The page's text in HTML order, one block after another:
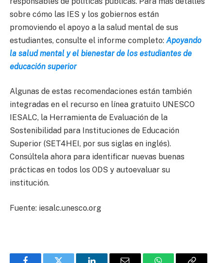
sobre cómo las IES y los gobiernos están
promoviendo el apoyo a la salud mental de sus
estudiantes, consulte el informe completo: Apoyando
la salud mental y el bienestar de los estudiantes de
educación superior
Algunas de estas recomendaciones están también
integradas en el recurso en línea gratuito UNESCO
IESALC, la Herramienta de Evaluación de la
Sostenibilidad para Instituciones de Educación
Superior (SET4HEI, por sus siglas en inglés).
Consúltela ahora para identificar nuevas buenas
prácticas en todos los ODS y autoevaluar su
institución.
Fuente: iesalc.unesco.org